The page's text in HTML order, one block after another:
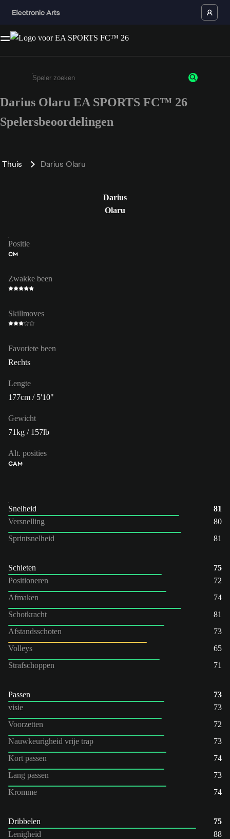
Enter a minimum of 3 characters or numbers
Darius Olaru EA SPORTS FC™ 26
Spelersbeoordelingen
Thuis Darius Olaru
Darius
Olaru
Positie
CM
Zwakke been
Skillmoves
Favoriete been
Rechts
Lengte
177cm / 5'10"
Gewicht
71kg / 157lb
Alt. posities
CAM
Snelheid
81
Versnelling
80
Sprintsnelheid
81
Schieten
75
Positioneren
72
Afmaken
74
Schotkracht
81
Afstandsschoten
73
Volleys
65
Strafschoppen
71
Passen
73
visie
73
Voorzetten
72
Nauwkeurigheid vrije trap
73
Kort passen
74
Lang passen
73
Kromme
74
Dribbelen
75
Lenigheid
88